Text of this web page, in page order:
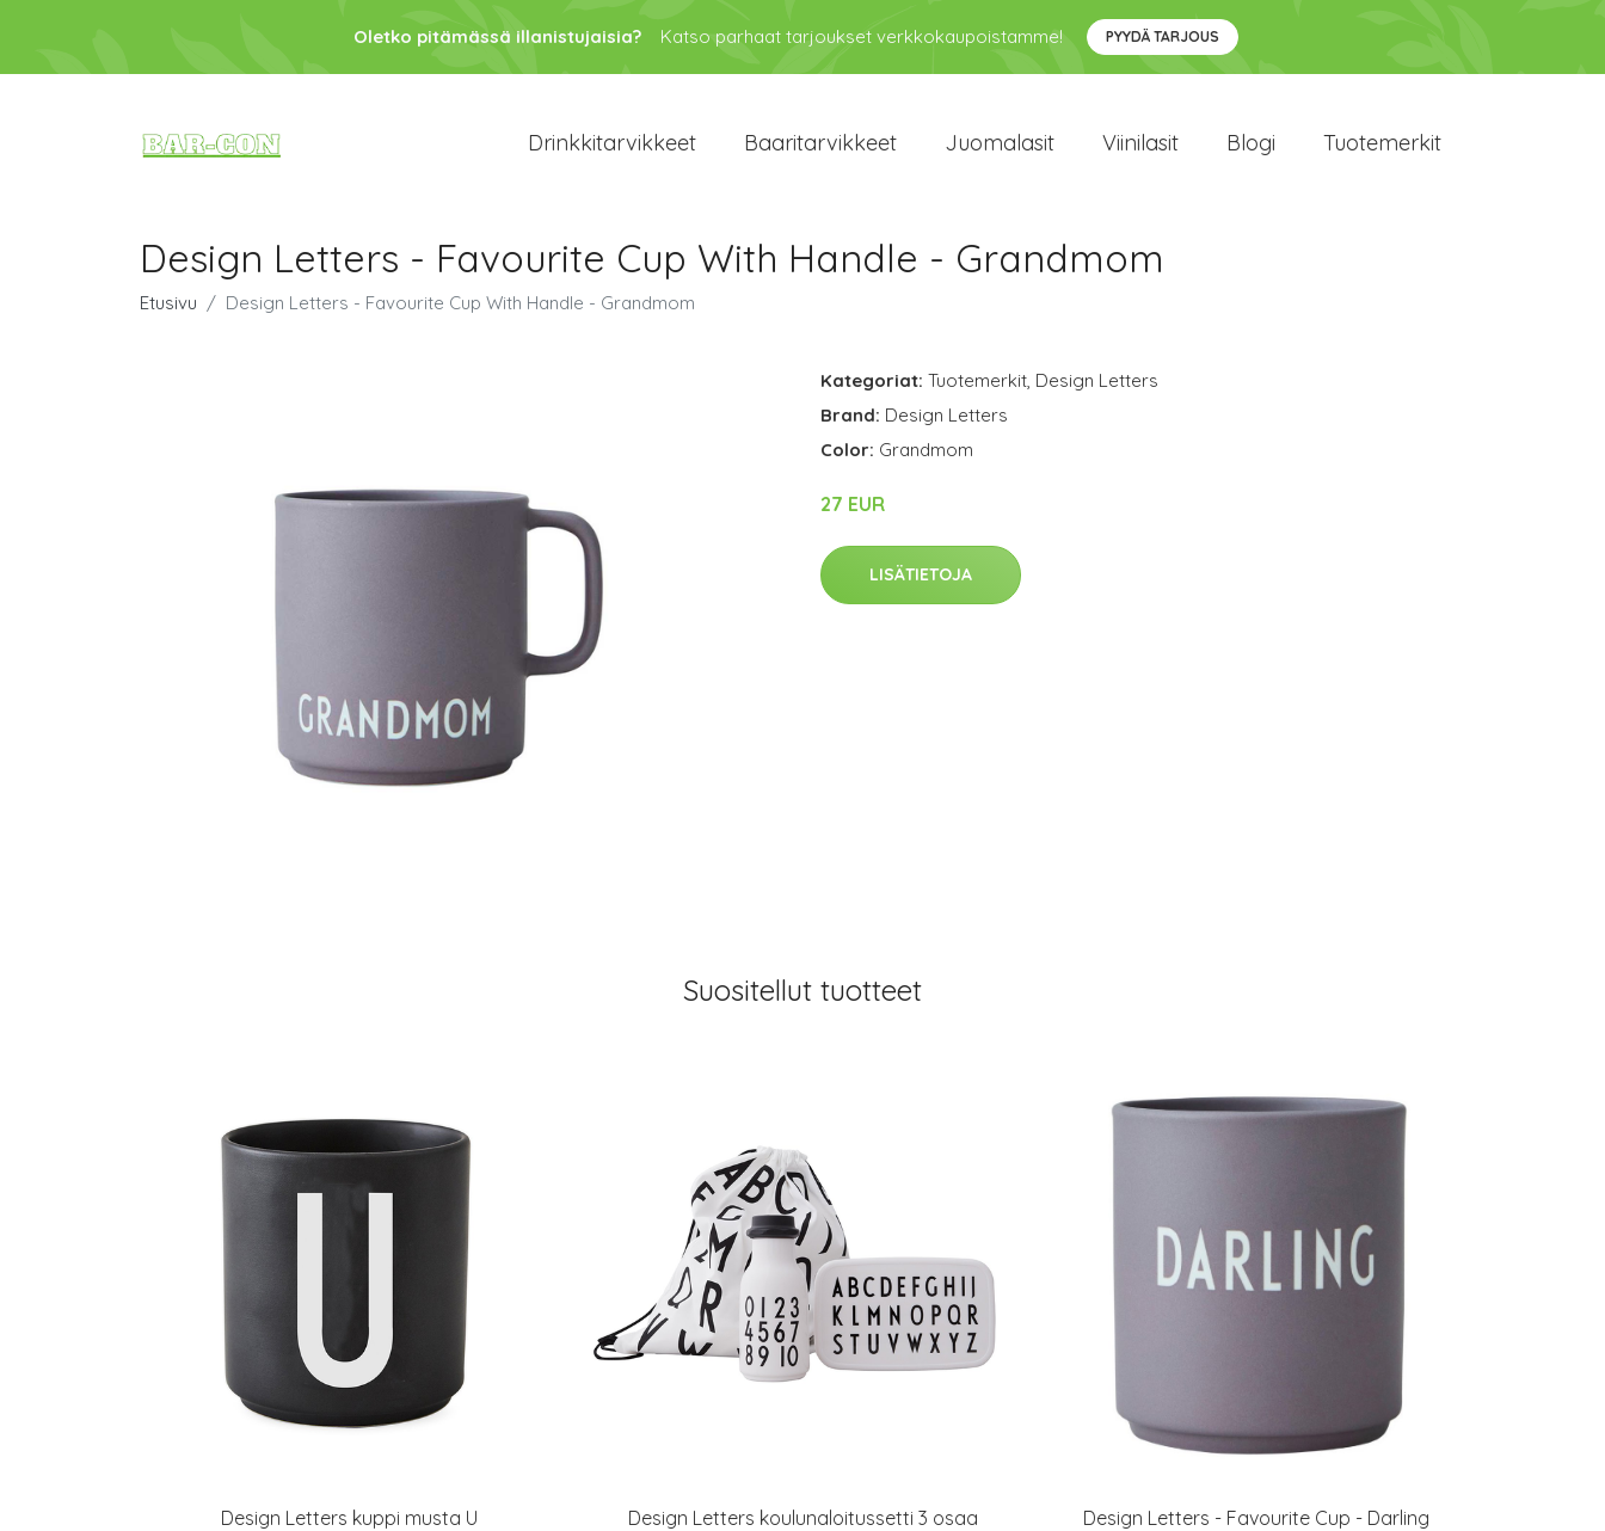
Oletko pitämässä illanistujaisia? Katso parhaat tarjoukset verkkokaupoistamme! PYYDÄ TARJOUS
Drinkkitarvikkeet Baaritarvikkeet Juomalasit Viinilasit Blogi Tuotemerkit
Design Letters - Favourite Cup With Handle - Grandmom
Etusivu Design Letters - Favourite Cup With Handle - Grandmom
Kategoriat: Tuotemerkit, Design Letters
Brand: Design Letters
Color: Grandmom
27 EUR
LISÄTIETOJA
Suositellut tuotteet
Design Letters kuppi musta U
Design Letters koulunaloitussetti 3 osaa
Design Letters - Favourite Cup - Darling